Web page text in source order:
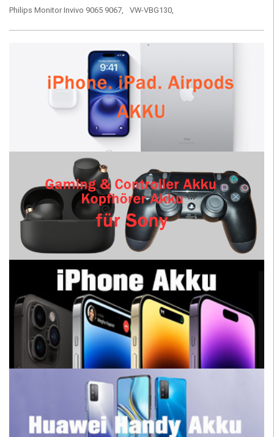
Philips Monitor Invivo 9065 9067,
VW-VBG130,